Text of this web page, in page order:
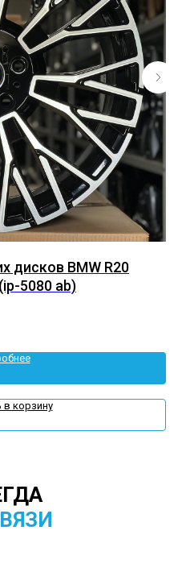
дисков BMW R20
5080 ab)
корзину